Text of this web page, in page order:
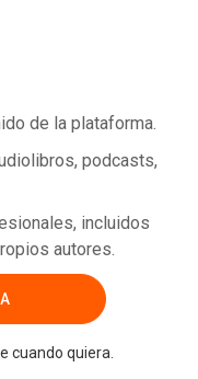
de la plataforma.
podcasts,
incluidos
autores.
cuando quiera.